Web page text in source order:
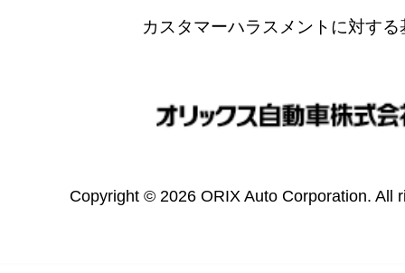
カスタマーハラスメントに対する
Copyright © 2026 ORIX Auto Corporation. All